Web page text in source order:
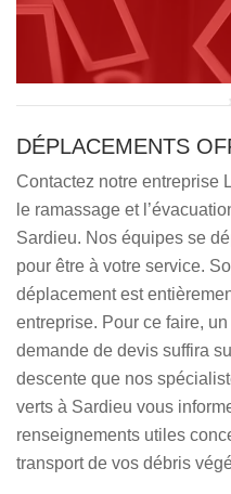
DÉPLACEMENTS
Contactez notre entreprise
le ramassage et
Sardieu. Nos équipes se
pour être à votre service.
déplacement est
entreprise. Pour ce faire,
demande de devis suffira
descente que nos
verts à Sardieu vous
renseignements utiles
transport de vos débris